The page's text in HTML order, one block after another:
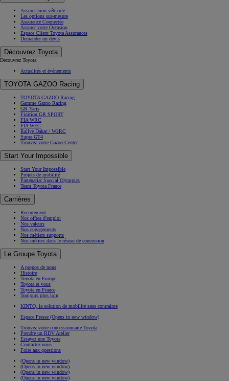
Assurer mon véhicule
Les options sur-mesure
Assurance Connectée
Assurer votre Occasion
Espace Client Toyota Assurances
Demander un devis
Découvrez Toyota
Découvrez Toyota
Actualités et évènements
TOYOTA GAZOO Racing
TOYOTA GAZOO Racing
Gamme Gazoo Racing
GR Yaris
Finition GR SPORT
FIA WRC
FIA WEC
Rallye Dakar / W2RC
Supra GT4
Trouvez votre Gazoo Center
Start Your Impossible
Start Your Impossible
Projets de mobilité
Partenariat Special Olympics
Team Toyota France
Carrières
Recrutement
Nos offres d'emploi
Nos valeurs
Nos engagements
Nos métiers supports
Nos métiers dans le réseau de concession
Le Groupe Toyota
A propos de nous
Histoire
Toyota en Europe
Toyota et vous
Toyota en France
Toujours plus loin
KINTO, la solution de mobilité sans contrainte
Espace Presse (Opens in new window)
Trouvez votre concessionnaire Toyota
Prendre un RDV Atelier
Essayez une Toyota
Contactez-nous
Foire aux questions
(Opens in new window)
(Opens in new window)
(Opens in new window)
(Opens in new window)